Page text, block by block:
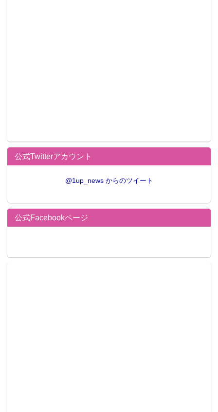
公式Twitterアカウント
@1up_news からのツイート
公式Facebookページ